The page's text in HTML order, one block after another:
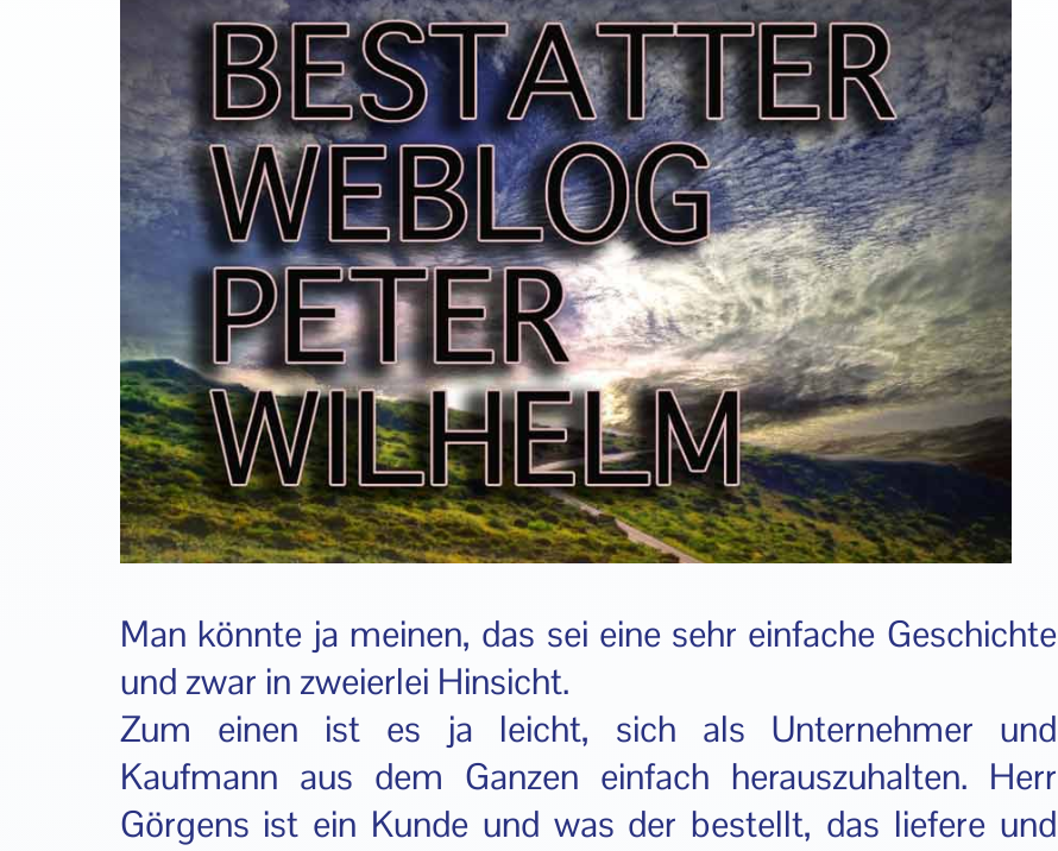
Man könnte ja meinen, das sei eine sehr einfache Geschichte
und zwar in zweierlei Hinsicht.
Zum einen ist es ja leicht, sich als Unternehmer und
Kaufmann aus dem Ganzen einfach herauszuhalten. Herr
Görgens ist ein Kunde und was der bestellt, das liefere und